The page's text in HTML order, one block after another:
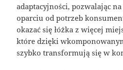
adaptacyjności, pozwalając
oparciu od potrzeb
okazać się łóżka z więcej
które dzięki
szybko transformują się w